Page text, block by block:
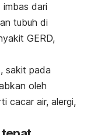
dari
tubuh di
GERD,
sakit pada
oleh
cacar air, alergi,